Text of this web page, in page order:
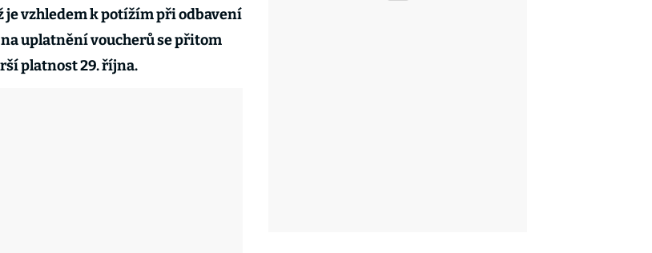
je vzhledem k potížím při odbavení
uplatnění voucherů se přitom
platnost 29. října.